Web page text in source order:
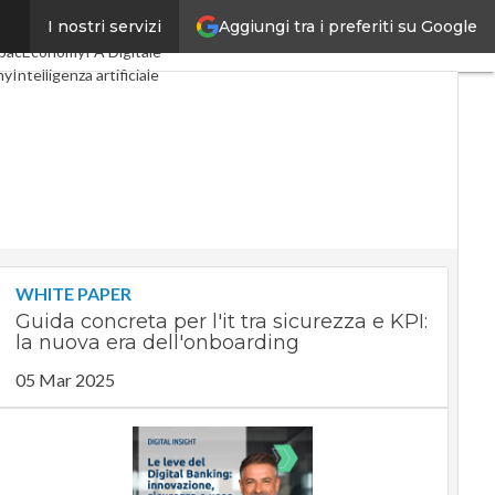
Aggiungi tra i preferiti su Google
I nostri servizi
EconomyTelco
PA Digitale
Intelligenza artificiale
WHITE PAPER
Guida concreta per l'it tra sicurezza e KPI:
la nuova era dell'onboarding
05 Mar 2025